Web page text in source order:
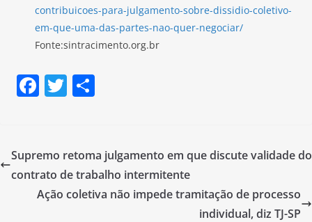
contribuicoes-para-julgamento-sobre-dissidio-coletivo-
em-que-uma-das-partes-nao-quer-negociar/
Fonte:sintracimento.org.br
F
e
b
o
T
er e
Supremo retoma julgamento em que discute validade do
contrato de trabalho intermitente
Ação coletiva não impede tramitação de processo
individual, diz TJ-SP